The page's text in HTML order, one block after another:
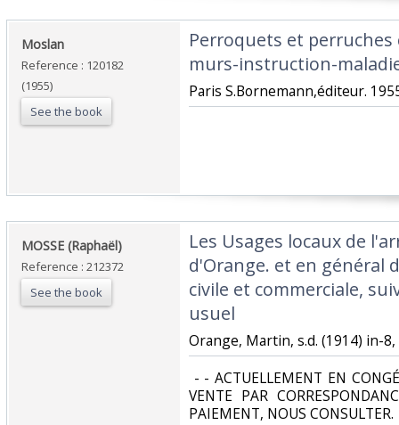
‎Moslan ‎
Reference : 120182
(1955)
See the book
‎Perroquets et
murs-instruction-
‎Paris S.Bornemann,éditeur.
‎MOSSE (Raphaël)‎
Reference : 212372
See the book
‎Les Usages locaux de
d'Orange. et en général
civile et commerciale,
usuel‎
‎Orange, Martin, s.d. (1914) in-
- - ACTUELLEMENT EN
VENTE PAR
PAIEMENT, NOUS CONSULTER.‎